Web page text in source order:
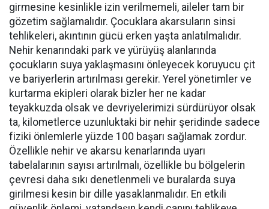
girmesine kesinlikle izin verilmemeli, aileler tam bir
gözetim sağlamalıdır. Çocuklara akarsuların sinsi
tehlikeleri, akıntının gücü erken yaşta anlatılmalıdır.
Nehir kenarındaki park ve yürüyüş alanlarında
çocukların suya yaklaşmasını önleyecek koruyucu çit
ve bariyerlerin artırılması gerekir. Yerel yönetimler ve
kurtarma ekipleri olarak bizler her ne kadar
teyakkuzda olsak ve devriyelerimizi sürdürüyor olsak
ta, kilometlerce uzunluktaki bir nehir şeridinde sadece
fiziki önlemlerle yüzde 100 başarı sağlamak zordur.
Özellikle nehir ve akarsu kenarlarında uyarı
tabelalarının sayısı artırılmalı, özellikle bu bölgelerin
çevresi daha sıkı denetlenmeli ve buralarda suya
girilmesi kesin bir dille yasaklanmalıdır. En etkili